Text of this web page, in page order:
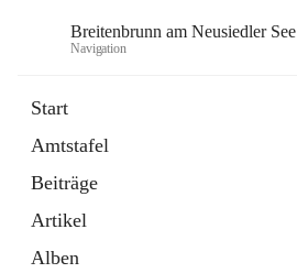
Breitenbrunn am Neusiedler See
Navigation
Start
Amtstafel
Beiträge
Artikel
Alben
18 Schnellzugriffe
Gemeindeservice